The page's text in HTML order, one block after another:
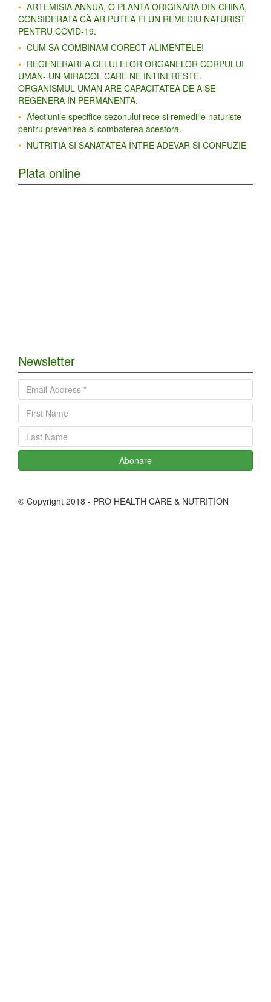
ARTEMISIA ANNUA, O PLANTA ORIGINARA DIN CHINA,
CONSIDERATA CĂ AR PUTEA FI UN REMEDIU NATURIST
PENTRU COVID-19.
CUM SA COMBINAM CORECT ALIMENTELE!
REGENERAREA CELULELOR ORGANELOR CORPULUI
UMAN- UN MIRACOL CARE NE INTINERESTE.
ORGANISMUL UMAN ARE CAPACITATEA DE A SE
REGENERA IN PERMANENTA.
Afectiunile specifice sezonului rece si remediile naturiste
pentru prevenirea si combaterea acestora.
NUTRITIA SI SANATATEA INTRE ADEVAR SI CONFUZIE
Plata online
Newsletter
Abonare
© Copyright 2018 - PRO HEALTH CARE & NUTRITION